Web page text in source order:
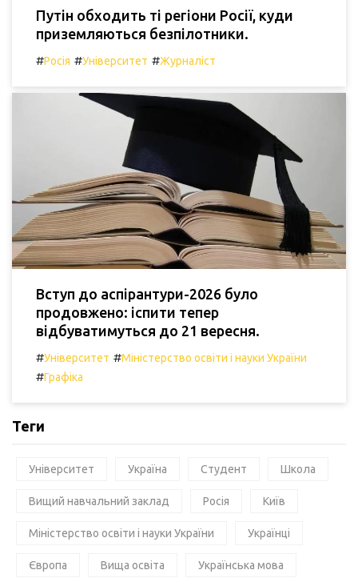
Путін обходить ті регіони Росії, куди
приземляються безпілотники.
#Росія #Університет #Журналіст
Вступ до аспірантури-2026 було
продовжено: іспити тепер
відбуватимуться до 21 вересня.
#Університет #Міністерство освіти і науки України
#Графіка
Теги
Університет Україна Студент Школа
Вищий навчальний заклад Росія Київ
Міністерство освіти і науки України Українці
Європа Вища освіта Українська мова